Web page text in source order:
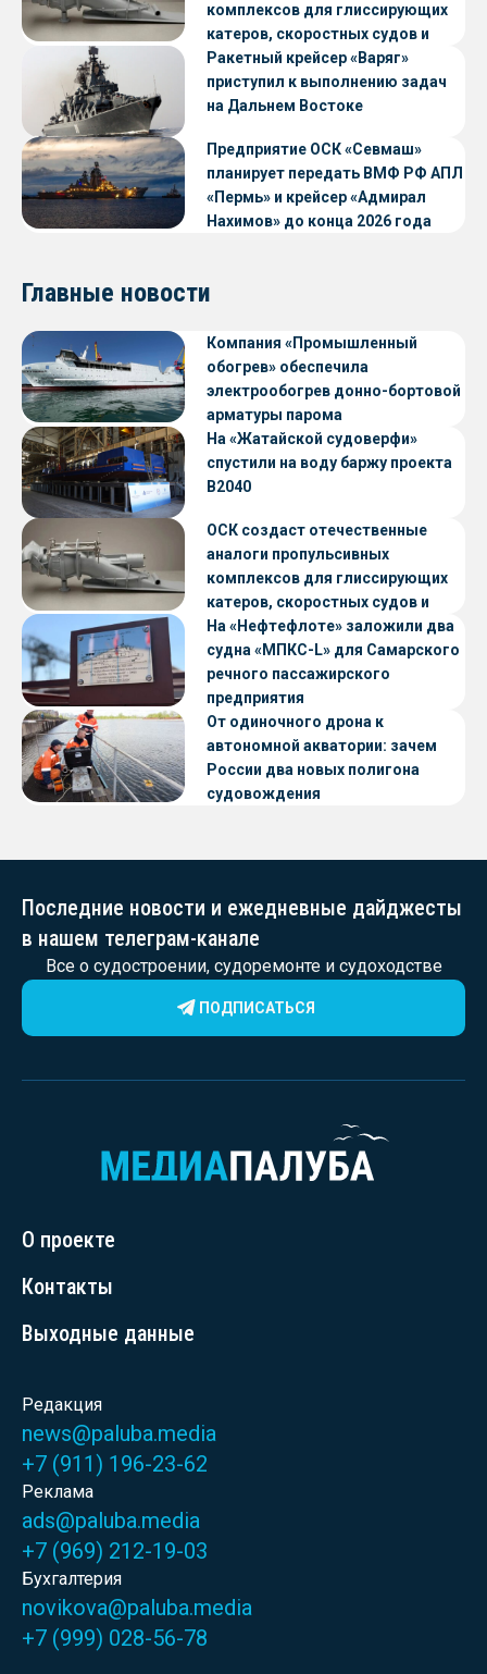
комплексов для глиссирующих
катеров, скоростных судов и
судов с малой осадкой
Ракетный крейсер «Варяг»
приступил к выполнению задач
на Дальнем Востоке
Предприятие ОСК «Севмаш»
планирует передать ВМФ РФ АПЛ
«Пермь» и крейсер «Адмирал
Нахимов» до конца 2026 года
Главные новости
Компания «Промышленный
обогрев» обеспечила
электрообогрев донно-бортовой
арматуры парома
«Петропавловск» проекта CNF22
На «Жатайской судоверфи»
спустили на воду баржу проекта
В2040
ОСК создаст отечественные
аналоги пропульсивных
комплексов для глиссирующих
катеров, скоростных судов и
судов с малой осадкой
На «Нефтефлоте» заложили два
судна «МПКС-L» для Самарского
речного пассажирского
предприятия
От одиночного дрона к
автономной акватории: зачем
России два новых полигона
судовождения
Последние новости и ежедневные дайджесты
в нашем телеграм-канале
Все о судостроении, судоремонте и судоходстве
ПОДПИСАТЬСЯ
О проекте
Контакты
Выходные данные
Редакция
news@paluba.media
+7 (911) 196-23-62
Реклама
ads@paluba.media
+7 (969) 212-19-03
Бухгалтерия
novikova@paluba.media
+7 (999) 028-56-78